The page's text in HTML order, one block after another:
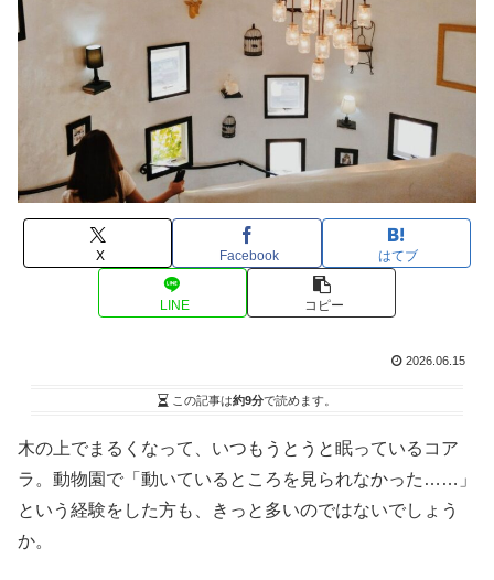
X Facebook はてブ
LINE コピー
2026.06.15
この記事は約9分で読めます。
木の上でまるくなって、いつもうとうと眠っているコア
ラ。動物園で「動いているところを見られなかった……」
という経験をした方も、きっと多いのではないでしょう
か。